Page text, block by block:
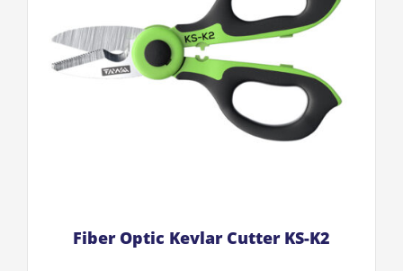
Fiber Optic Kevlar Cutter KS-K2